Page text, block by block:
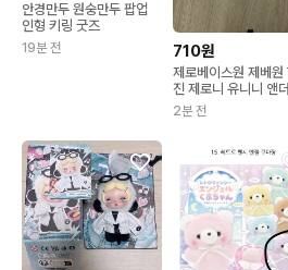
안경만두 원숭만두 팝업
인형 키링 굿즈
19분 전 710원
제로베이스원 제베원
진 제로니 유니니 앤
인형 키링 파우치 피규
양도
2분 전